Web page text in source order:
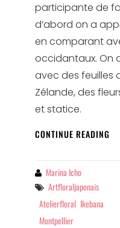
participante de
d’abord on a
en comparant
occidantaux. On
avec des feuilles
Zélande, des
et statice.
CONTINUE READING
By Marina Icho
Tags
Artfloraljaponais
Atelierfloral Ikebana
Montpellier